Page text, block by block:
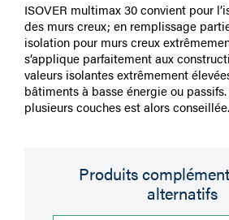
ISOVER multimax 30 convient pour
des murs creux; en remplissage
isolation pour murs creux
s’applique parfaitement aux
valeurs isolantes extrêmement
bâtiments à basse énergie ou
plusieurs couches est alors conseillée.
Produits
alternatifs